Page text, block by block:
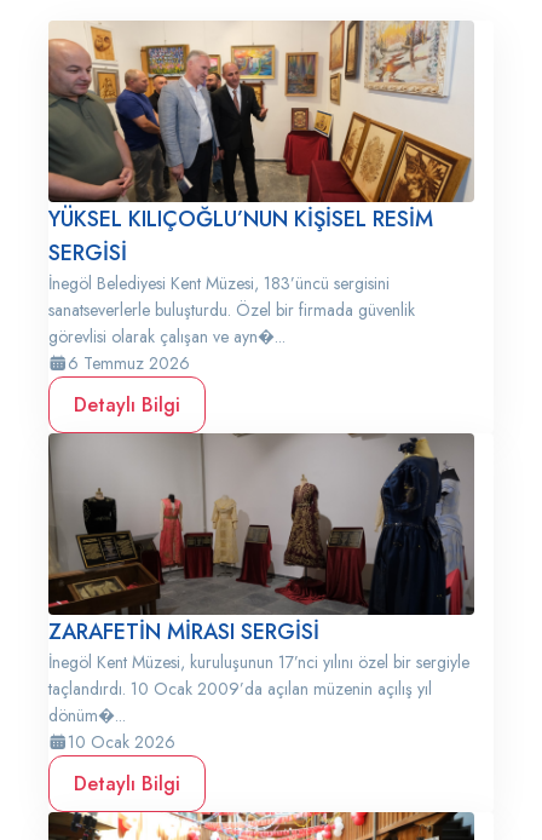
YÜKSEL KILIÇOĞLU’NUN KİŞİSEL RESİM
SERGİSİ
İnegöl Belediyesi Kent Müzesi, 183’üncü sergisini
sanatseverlerle buluşturdu. Özel bir firmada güvenlik
görevlisi olarak çalışan ve ayn�...
6 Temmuz 2026
Detaylı Bilgi
ZARAFETİN MİRASI SERGİSİ
İnegöl Kent Müzesi, kuruluşunun 17’nci yılını özel bir sergiyle
taçlandırdı. 10 Ocak 2009’da açılan müzenin açılış yıl
dönüm�...
10 Ocak 2026
Detaylı Bilgi